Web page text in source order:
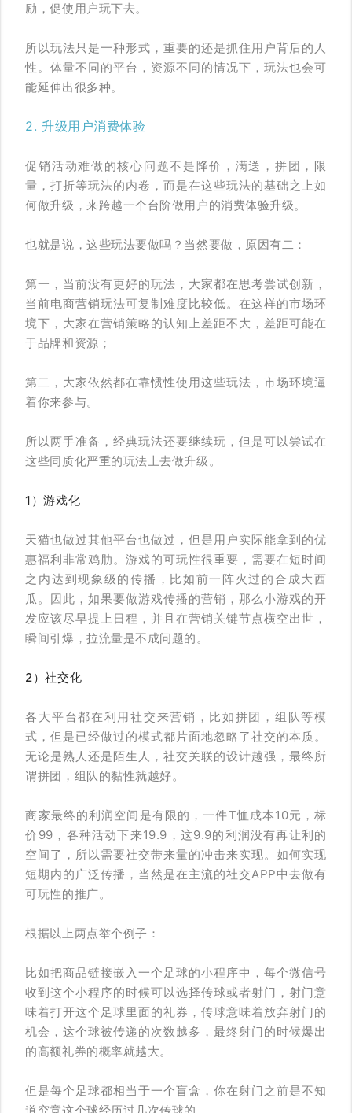
励，促使用户玩下去。
所以玩法只是一种形式，重要的还是抓住用户背后的人
性。体量不同的平台，资源不同的情况下，玩法也会可
能延伸出很多种。
2. 升级用户消费体验
促销活动难做的核心问题不是降价，满送，拼团，限
量，打折等玩法的内卷，而是在这些玩法的基础之上如
何做升级，来跨越一个台阶做用户的消费体验升级。
也就是说，这些玩法要做吗？当然要做，原因有二：
第一，当前没有更好的玩法，大家都在思考尝试创新，
当前电商营销玩法可复制难度比较低。在这样的市场环
境下，大家在营销策略的认知上差距不大，差距可能在
于品牌和资源；
第二，大家依然都在靠惯性使用这些玩法，市场环境逼
着你来参与。
所以两手准备，经典玩法还要继续玩，但是可以尝试在
这些同质化严重的玩法上去做升级。
1）游戏化
天猫也做过其他平台也做过，但是用户实际能拿到的优
惠福利非常鸡肋。游戏的可玩性很重要，需要在短时间
之内达到现象级的传播，比如前一阵火过的合成大西
瓜。因此，如果要做游戏传播的营销，那么小游戏的开
发应该尽早提上日程，并且在营销关键节点横空出世，
瞬间引爆，拉流量是不成问题的。
2）社交化
各大平台都在利用社交来营销，比如拼团，组队等模
式，但是已经做过的模式都片面地忽略了社交的本质。
无论是熟人还是陌生人，社交关联的设计越强，最终所
谓拼团，组队的黏性就越好。
商家最终的利润空间是有限的，一件T恤成本10元，标
价99，各种活动下来19.9，这9.9的利润没有再让利的
空间了，所以需要社交带来量的冲击来实现。如何实现
短期内的广泛传播，当然是在主流的社交APP中去做有
可玩性的推广。
根据以上两点举个例子：
比如把商品链接嵌入一个足球的小程序中，每个微信号
收到这个小程序的时候可以选择传球或者射门，射门意
味着打开这个足球里面的礼券，传球意味着放弃射门的
机会，这个球被传递的次数越多，最终射门的时候爆出
的高额礼券的概率就越大。
但是每个足球都相当于一个盲盒，你在射门之前是不知